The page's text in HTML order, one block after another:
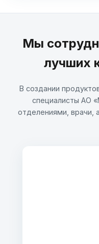
Мы
лучших
В создании
специалисты АО
отделениями, врачи,